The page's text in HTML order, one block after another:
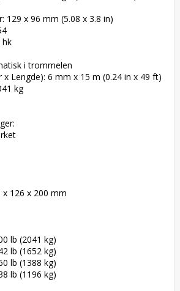
129 x 96 mm (5.08 x 3.8 in)
hk
i trommelen
Lengde): 6 mm x 15 m (0.24 in x 49 ft)
kg
x 126 x 200 mm
lb (2041 kg)
lb (1652 kg)
lb (1388 kg)
lb (1196 kg)